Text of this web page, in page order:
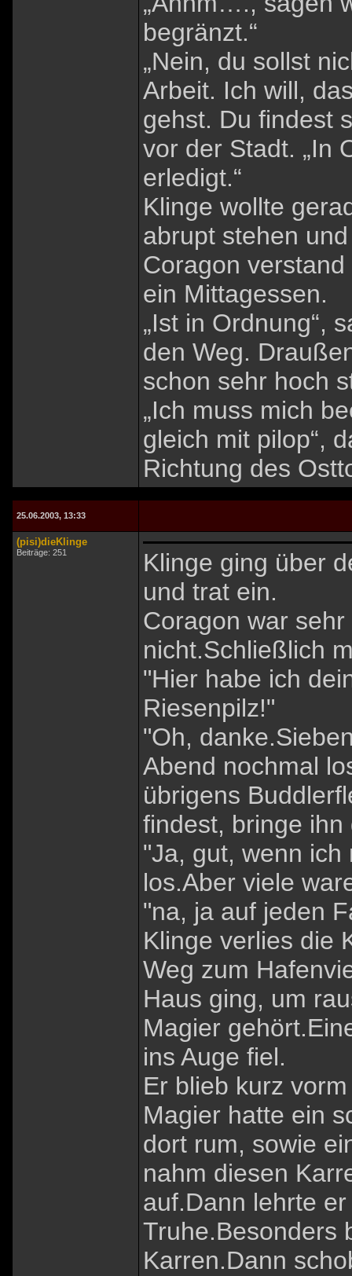
begränzt.“
„Nein, du sollst
Arbeit. Ich will,
gehst. Du findest
vor der Stadt. „In
erledigt.“
Klinge wollte
abrupt stehen
Coragon
ein Mittagessen.
„Ist in Ordnung“,
den Weg.
schon sehr hoch
„Ich muss mich
gleich mit pilop“,
Richtung des
25.06.2003, 13:33
(pisi)dieKlinge
Beiträge: 251
Klinge ging über
und trat ein.
Coragon war
nicht.Schließlich
"Hier habe ich
Riesenpilz!"
"Oh,
Abend nochmal
übrigens
findest, bringe ihn
"Ja, gut, wenn
los.Aber viele
"na, ja auf jeden
Klinge verlies die
Weg zum
Haus ging, um
Magier
ins Auge fiel.
Er blieb kurz
Magier hatte ein
dort rum, sowie
nahm diesen
auf.Dann lehrte
Truhe.Besonders
Karren.Dann